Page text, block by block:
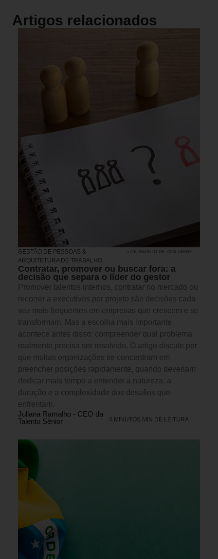
Artigos relacionados
GESTÃO DE PESSOAS &
ARQUITETURA DE TRABALHO
5 DE AGOSTO DE 2026 14H00
Contratar, promover ou buscar fora: a
decisão que separa o líder do gestor
Promover talentos internos, contratar no mercado ou
recorrer a executivos por projeto são decisões cada
vez mais frequentes em empresas que crescem e se
transformam. Mas a escolha mais importante
acontece antes disso: compreender qual problema
realmente precisa ser resolvido. O artigo discute por
que muitas organizações se concentram em
preencher posições rapidamente, quando deveriam
dedicar mais tempo a entender a natureza, a
duração e a complexidade dos desafios que
enfrentam.
Juliana Ramalho - CEO da
Talento Sênior
4 MINUTOS MIN DE LEITURA